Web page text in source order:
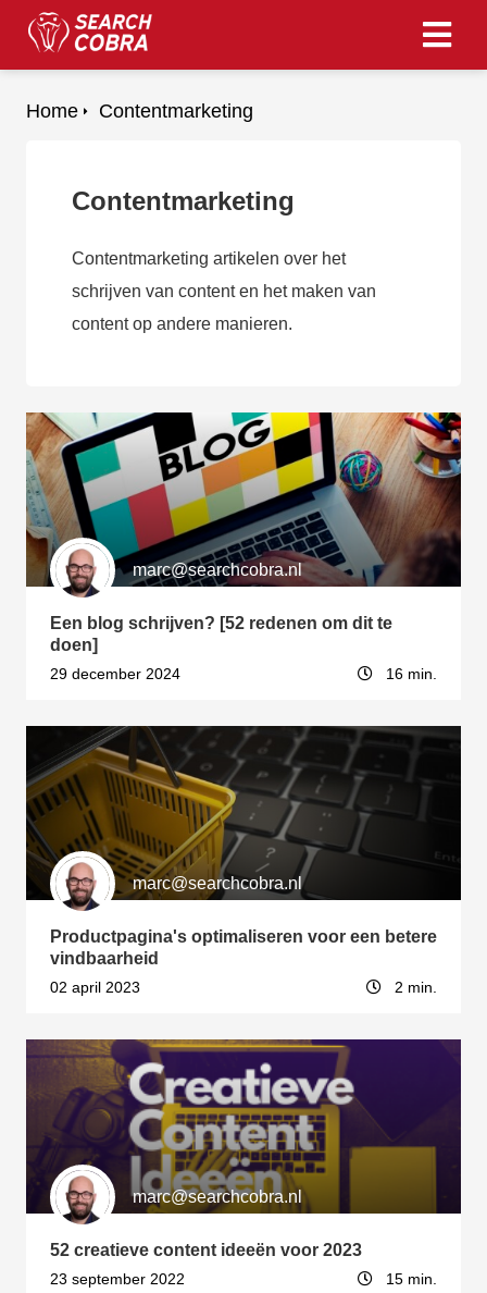
Contentmarketing
Home
Contentmarketing
Contentmarketing artikelen over het
schrijven van content en het maken van
content op andere manieren.
marc@searchcobra.nl
Een blog schrijven? [52 redenen om dit te
doen]
29 december 2024 16 min.
marc@searchcobra.nl
Productpagina's optimaliseren voor een betere
vindbaarheid
02 april 2023 2 min.
marc@searchcobra.nl
52 creatieve content ideeën voor 2023
23 september 2022 15 min.
gebruikt
deze
kan de
niet
worden
over
van
op
gebruikt
te
van